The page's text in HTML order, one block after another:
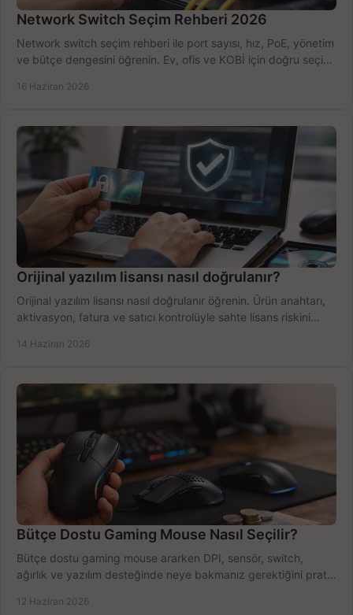
Network Switch Seçim Rehberi 2026
Network switch seçim rehberi ile port sayısı, hız, PoE, yönetim
ve bütçe dengesini öğrenin. Ev, ofis ve KOBİ için doğru seçimi
16 Haziran 2026
Orijinal yazılım lisansı nasıl doğrulanır?
Orijinal yazılım lisansı nasıl doğrulanır öğrenin. Ürün anahtarı,
aktivasyon, fatura ve satıcı kontrolüyle sahte lisans riskini
14 Haziran 2026
Bütçe Dostu Gaming Mouse Nasıl Seçilir?
Bütçe dostu gaming mouse ararken DPI, sensör, switch,
ağırlık ve yazılım desteğinde neye bakmanız gerektiğini pratik
12 Haziran 2026